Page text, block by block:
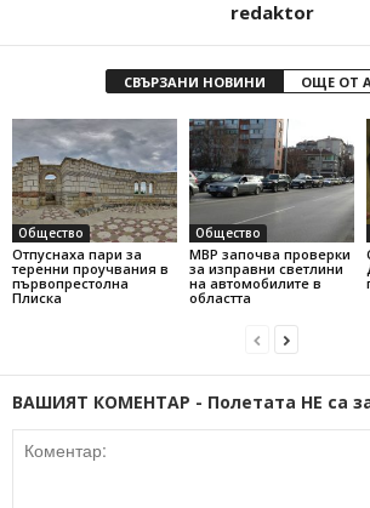
redaktor
СВЪРЗАНИ НОВИНИ ОЩЕ ОТ
Общество
Отпуснаха пари за
теренни проучвания в
първопрестолна
Плиска
Общество
МВР започва проверки
за изправни светлини
на автомобилите в
областта
ВАШИЯТ КОМЕНТАР - Полетата НЕ са